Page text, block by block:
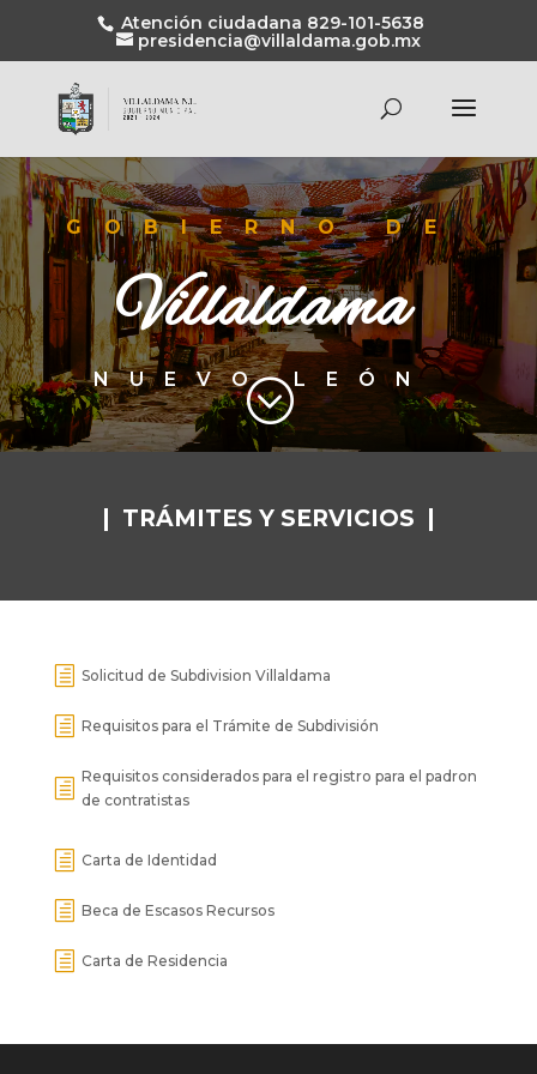
Atención ciudadana 829-101-5638
presidencia@villaldama.gob.mx
GOBIERNO DE
Villaldama
NUEVO LEÓN
;
| TRÁMITES Y SERVICIOS |
h Solicitud de Subdivision Villaldama
h Requisitos para el Trámite de Subdivisión
h
Requisitos considerados para el registro para el padron
de contratistas
h Carta de Identidad
h Beca de Escasos Recursos
h Carta de Residencia